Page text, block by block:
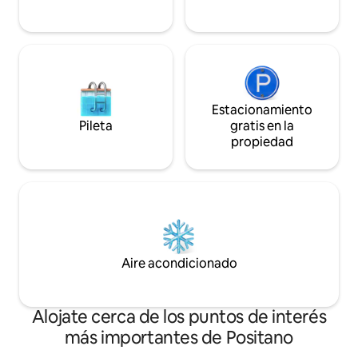
Pileta
Estacionamiento
gratis en la
propiedad
Aire acondicionado
Alojate cerca de los puntos de interés
más importantes de Positano